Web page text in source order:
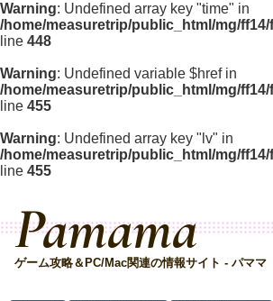
Warning: Undefined array key "time" in
/home/measuretrip/public_html/mg/
line 448
Warning: Undefined variable $href in
/home/measuretrip/public_html/mg/
line 455
Warning: Undefined array key "lv" in
/home/measuretrip/public_html/mg/
line 455
Pamama
ゲーム攻略＆PC/Mac関連の情報サイト - パママ